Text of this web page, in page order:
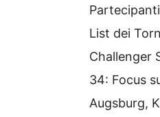
List dei
Challenger
34: Focus
Augsburg,